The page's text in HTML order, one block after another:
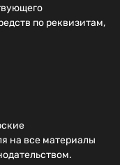
по реквизитам,
на все материалы